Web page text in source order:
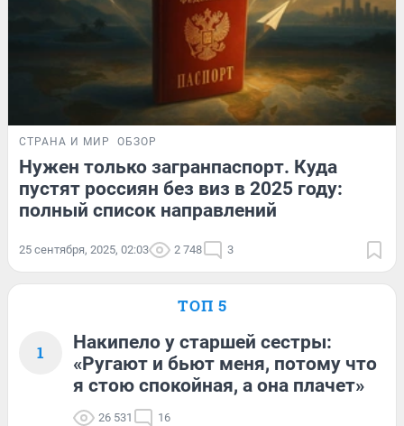
СТРАНА И МИР ОБЗОР
Нужен только загранпаспорт. Куда
пустят россиян без виз в 2025 году:
полный список направлений
25 сентября, 2025, 02:03 2 748 3
ТОП 5
1
Накипело у старшей сестры:
«Ругают и бьют меня, потому что
я стою спокойная, а она плачет»
26 531 16